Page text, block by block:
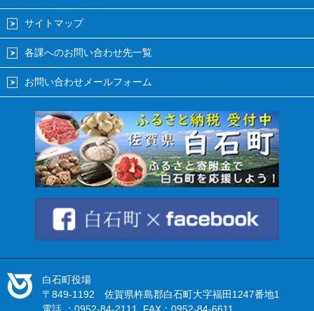
サイトマップ
各課へのお問い合わせ先一覧
お問い合わせメールフォーム
白石町役場
〒849-1192 佐賀県杵島郡白石町大字福田1247番地1